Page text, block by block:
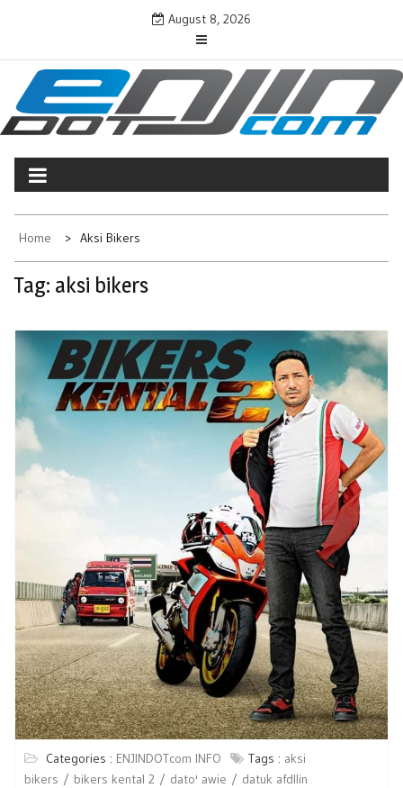
August 8, 2026
ENJINDOTCOM
Perjalanan Dunia Permotoran
Home Aksi Bikers
Tag: aksi bikers
Categories : ENJINDOTcom INFO Tags : aksi
bikers
bikers kental 2 dato' awie
datuk afdllin